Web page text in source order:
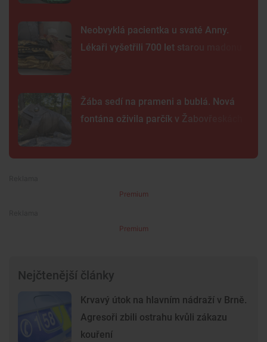
Neobvyklá pacientka u svaté Anny.
Lékaři vyšetřili 700 let starou madonu
Žába sedí na prameni a bublá. Nová
fontána oživila parčík v Žabovřeskách
Premium
Premium
Nejčtenější články
Krvavý útok na hlavním nádraží v Brně.
Agresoři zbili ostrahu kvůli zákazu
kouření